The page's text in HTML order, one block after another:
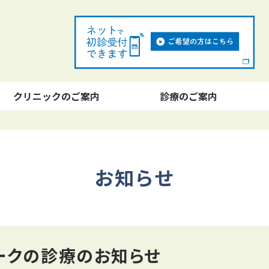
クリニックのご案内 診療のご案内
お知らせ
の診療のお知らせ